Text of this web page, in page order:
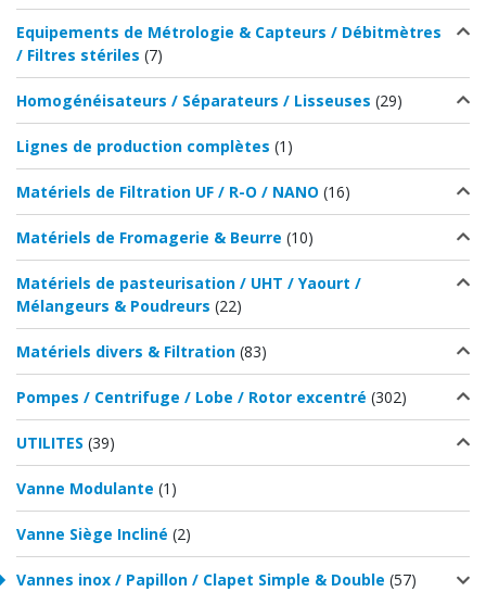
Equipements de Métrologie & Capteurs / Débitmètres
/ Filtres stériles (7)
Homogénéisateurs / Séparateurs / Lisseuses (29)
Lignes de production complètes (1)
Matériels de Filtration UF / R-O / NANO (16)
Matériels de Fromagerie & Beurre (10)
Matériels de pasteurisation / UHT / Yaourt /
Mélangeurs & Poudreurs (22)
Matériels divers & Filtration (83)
Pompes / Centrifuge / Lobe / Rotor excentré (302)
UTILITES (39)
Vanne Modulante (1)
Vanne Siège Incliné (2)
Vannes inox / Papillon / Clapet Simple & Double (57)